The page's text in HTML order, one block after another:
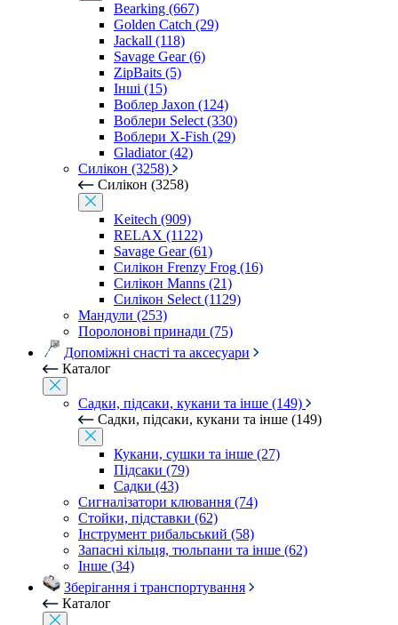
Bearking (667)
Golden Catch (29)
Jackall (118)
Savage Gear (6)
ZipBaits (5)
Інші (15)
Воблер Jaxon (124)
Воблери Select (330)
Воблери X-Fish (29)
Gladiator (42)
Силікон (3258)
Силікон (3258)
Keitech (909)
RELAX (1122)
Savage Gear (61)
Силікон Frenzy Frog (16)
Силікон Manns (21)
Силікон Select (1129)
Мандули (253)
Поролонові принади (75)
Допоміжні снасті та аксесуари
Каталог
Садки, підсаки, кукани та інше (149)
Садки, підсаки, кукани та інше (149)
Кукани, сушки та інше (27)
Підсаки (79)
Садки (43)
Сигналізатори клювання (74)
Стойки, підставки (62)
Інструмент рибальський (58)
Запасні кільця, тюльпани та інше (62)
Інше (34)
Зберігання і транспортування
Каталог